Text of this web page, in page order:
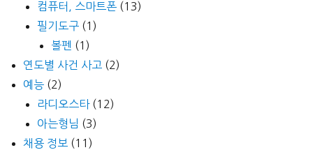
컴퓨터, 스마트폰 (13)
필기도구 (1)
볼펜 (1)
연도별 사건 사고 (2)
예능 (2)
라디오스타(12)
아는형님 (3)
채용 정보 (11)